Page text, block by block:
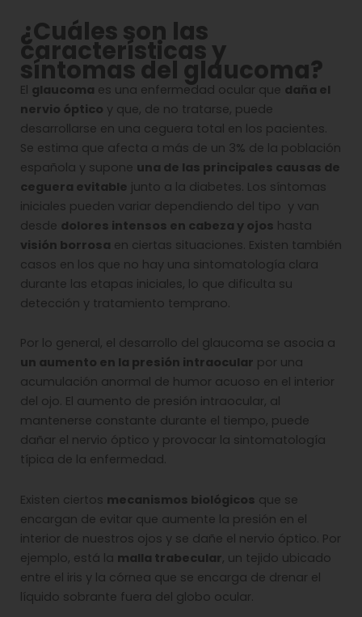
¿Cuáles son las
características y
síntomas del glaucoma?
El glaucoma es una enfermedad ocular que daña el
nervio óptico y que, de no tratarse, puede
desarrollarse en una ceguera total en los pacientes.
Se estima que afecta a más de un 3% de la población
española y supone una de las principales causas de
ceguera evitable junto a la diabetes. Los síntomas
iniciales pueden variar dependiendo del tipo y van
desde dolores intensos en cabeza y ojos hasta
visión borrosa en ciertas situaciones. Existen también
casos en los que no hay una sintomatología clara
durante las etapas iniciales, lo que dificulta su
detección y tratamiento temprano.
Por lo general, el desarrollo del glaucoma se asocia a
un aumento en la presión intraocular por una
acumulación anormal de humor acuoso en el interior
del ojo. El aumento de presión intraocular, al
mantenerse constante durante el tiempo, puede
dañar el nervio óptico y provocar la sintomatología
típica de la enfermedad.
Existen ciertos mecanismos biológicos que se
encargan de evitar que aumente la presión en el
interior de nuestros ojos y se dañe el nervio óptico. Por
ejemplo, está la malla trabecular, un tejido ubicado
entre el iris y la córnea que se encarga de drenar el
líquido sobrante fuera del globo ocular.